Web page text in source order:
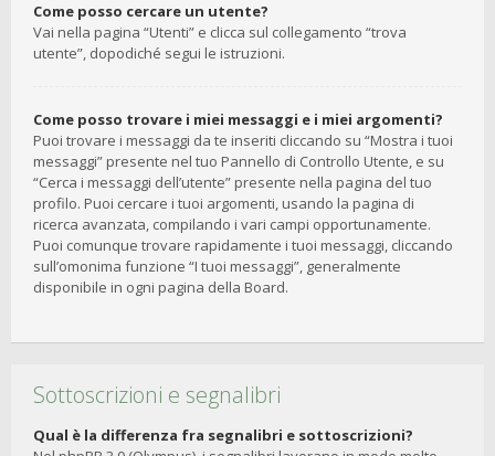
Come posso cercare un utente?
Vai nella pagina “Utenti” e clicca sul collegamento “trova
utente”, dopodiché segui le istruzioni.
Come posso trovare i miei messaggi e i miei argomenti?
Puoi trovare i messaggi da te inseriti cliccando su “Mostra i tuoi
messaggi” presente nel tuo Pannello di Controllo Utente, e su
“Cerca i messaggi dell’utente” presente nella pagina del tuo
profilo. Puoi cercare i tuoi argomenti, usando la pagina di
ricerca avanzata, compilando i vari campi opportunamente.
Puoi comunque trovare rapidamente i tuoi messaggi, cliccando
sull’omonima funzione “I tuoi messaggi”, generalmente
disponibile in ogni pagina della Board.
Sottoscrizioni e segnalibri
Qual è la differenza fra segnalibri e sottoscrizioni?